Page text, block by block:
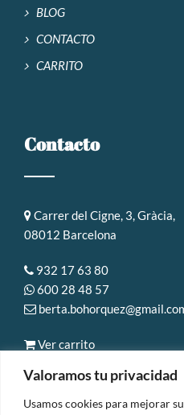
Valoramos tu privacidad
Usamos cookies para mejorar
BLOG
CONTACTO
CARRITO
Contacto
Carrer del Cigne, 3, Gràcia,
08012 Barcelona
932 17 63 80
600 28 48 57
Ver carrito